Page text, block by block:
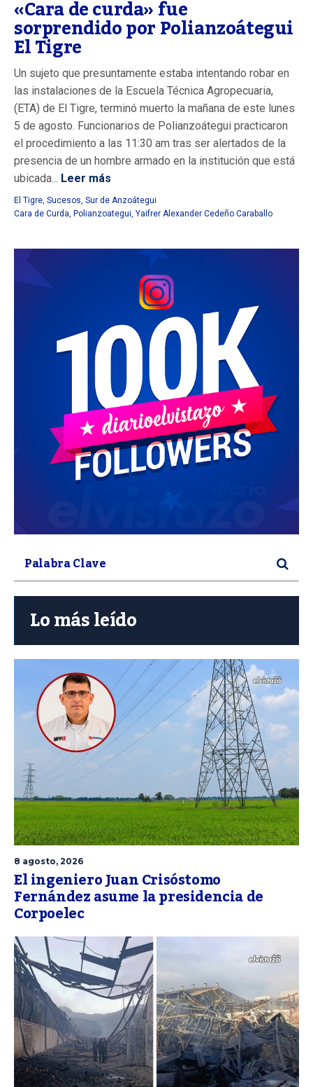
«Cara de curda» fue
sorprendido por Polianzoátegui
El Tigre
Un sujeto que presuntamente estaba intentando robar en
las instalaciones de la Escuela Técnica Agropecuaria,
(ETA) de El Tigre, terminó muerto la mañana de este lunes
5 de agosto. Funcionarios de Polianzoátegui practicaron
el procedimiento a las 11:30 am tras ser alertados de la
presencia de un hombre armado en la institución que está
ubicada... Leer más
El Tigre, Sucesos, Sur de Anzoátegui
Cara de Curda, Polianzoategui, Yaifrer Alexander Cedeño Caraballo
Lo más leído
8 agosto, 2026
El ingeniero Juan Crisóstomo
Fernández asume la presidencia de
Corpoelec